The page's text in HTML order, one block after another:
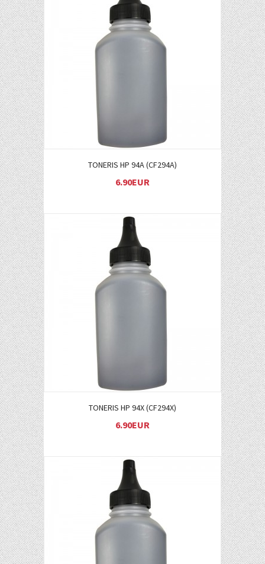
TONERIS HP 94A (CF294A)
6.90EUR
TONERIS HP 94X (CF294X)
6.90EUR